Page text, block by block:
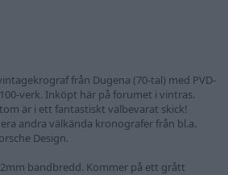
från Dugena (70-tal) med PVD-
verk. Inköpt här på forumet i vintras.
är i ett fantastiskt välbevarat skick!
andra välkända kronografer från bl.a.
Design.
bandbredd. Kommer på ett grått